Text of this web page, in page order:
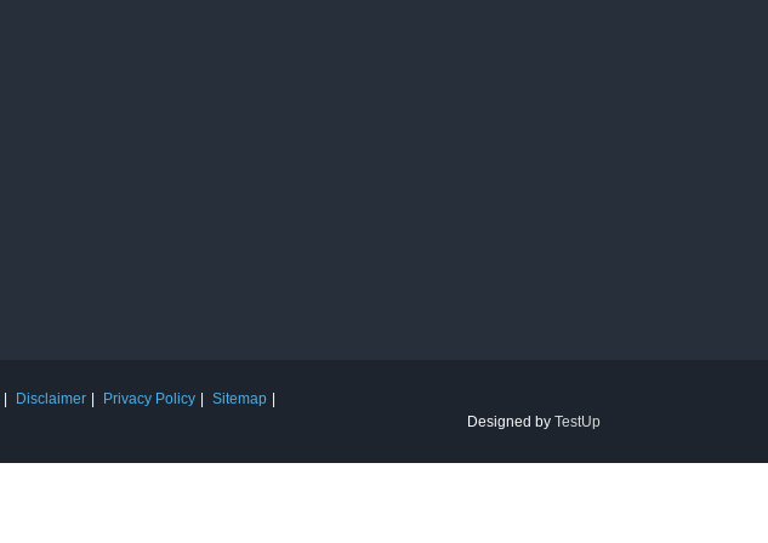
Disclaimer Privacy Policy
Sitemap
Designed by TestUp